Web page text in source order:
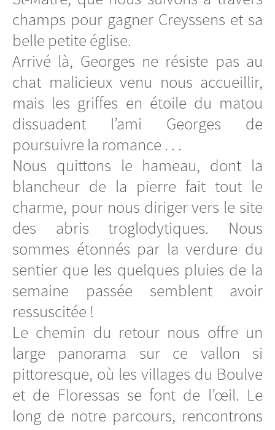
champs pour gagner Creyssens et sa
belle petite église.
Arrivé là, Georges ne résiste pas au
chat malicieux venu nous accueillir,
mais les griffes en étoile du matou
dissuadent l’ami Georges de
poursuivre la romance . . .
Nous quittons le hameau, dont la
blancheur de la pierre fait tout le
charme, pour nous diriger vers le site
des abris troglodytiques. Nous
sommes étonnés par la verdure du
sentier que les quelques pluies de la
semaine passée semblent avoir
ressuscitée !
Le chemin du retour nous offre un
large panorama sur ce vallon si
pittoresque, où les villages du Boulve
et de Floressas se font de l’œil. Le
long de notre parcours, rencontrons